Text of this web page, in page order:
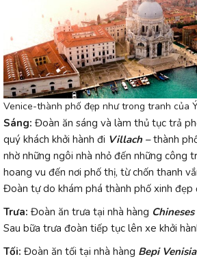
Venice-thành phố đẹp như trong tranh của
Sáng: Đoàn ăn sáng và làm thủ tục trả
quý khách khởi hành đi Villach –thành
nhờ những ngôi nhà nhỏ đến những công
hoang vu đến nơi phố thị, từ chốn thanh
Đoàn tự do khám phá thành phố xinh đẹp
Trưa: Đoàn ăn trưa tại nhà hàng
Sau bữa trưa đoàn tiếp tục lên xe khởi
Tối: Đoàn ăn tối tại nhà hàng Bepi